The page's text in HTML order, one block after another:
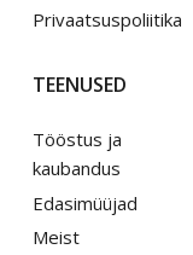
Privaatsuspoliitika
TEENUSED
Tööstus ja
kaubandus
Edasimüüjad
Meist